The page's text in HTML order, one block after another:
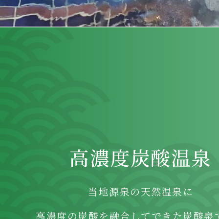
高濃度炭酸温泉
当地源泉の天然温泉に
高濃度の炭酸を融合してできた炭酸泉